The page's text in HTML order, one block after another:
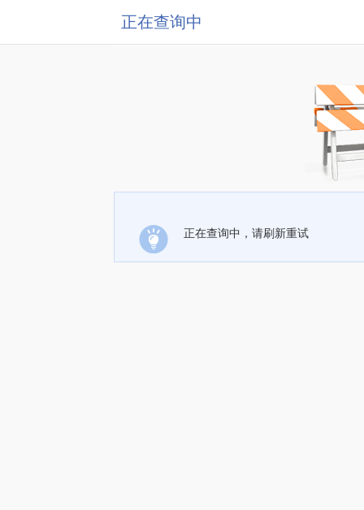
正在查询中
正在查询中，请刷新重试